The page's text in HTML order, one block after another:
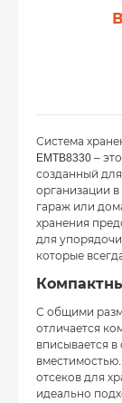
Система
EMTB8330 –
созданный
организации
гараж или
хранения
для
которые
С общими
отличается
вписывается
отсеков для
идеально